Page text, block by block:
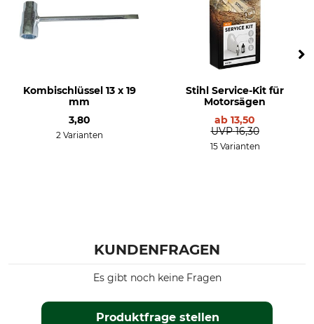
Kombischlüssel 13 x 19
mm
3,80
2 Varianten
Stihl Service-Kit für
Motorsägen
ab 13,50
UVP 16,30
15 Varianten
KUNDENFRAGEN
Produktfrage stellen
Es gibt noch keine Fragen